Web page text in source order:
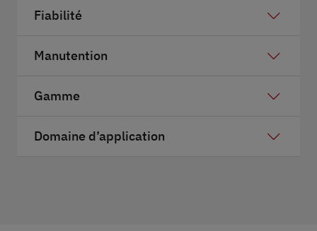
Fiabilité
Manutention
Gamme
Domaine d’application